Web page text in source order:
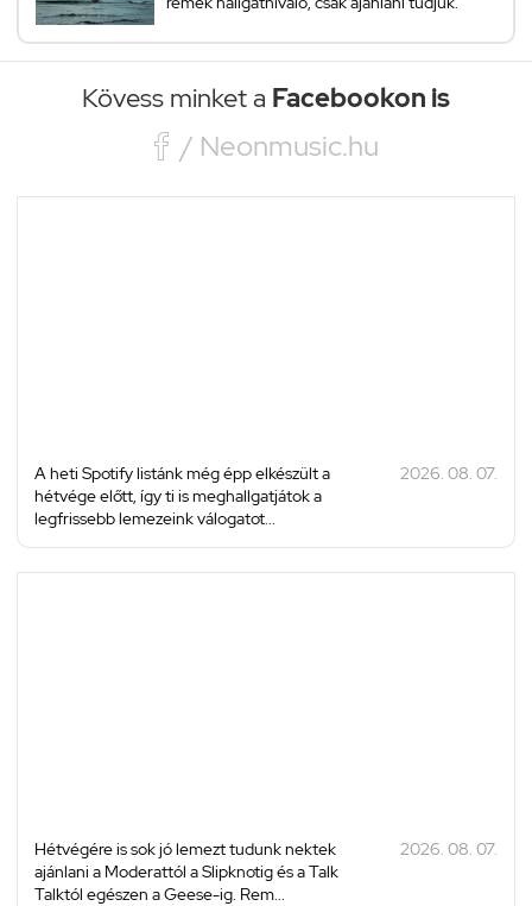
Kövess minket a Facebookon is
 / Neonmusic.hu
A heti Spotify listánk még épp elkészült a
hétvége előtt, így ti is meghallgatjátok a
legfrissebb lemezeink válogatot...
2026. 08. 07.
Hétvégére is sok jó lemezt tudunk nektek
ajánlani a Moderattól a Slipknotig és a Talk
Talktól egészen a Geese-ig. Rem...
2026. 08. 07.